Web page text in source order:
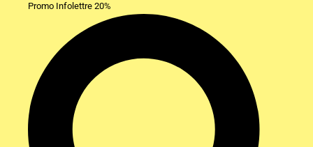
Promo Infolettre 20%